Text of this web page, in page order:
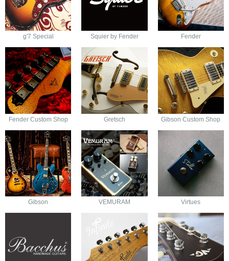
g'7 Special Squier by Fender Fender
Fender Custom Shop Gretsch Gibson Custom Shop
Gibson VEMURAM Virtues